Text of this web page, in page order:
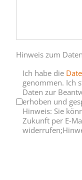
Hinweis zum
Ich habe die
genommen. Ich
Daten zur
erhoben und
Hinweis: Sie
Zukunft per E-